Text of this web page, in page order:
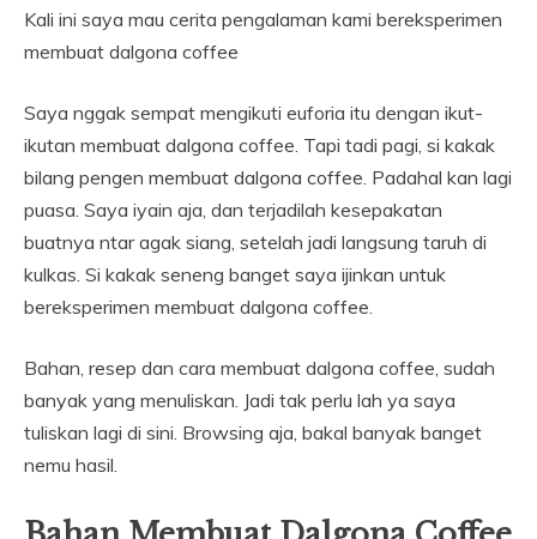
Kali ini saya mau cerita pengalaman kami bereksperimen
membuat dalgona coffee
Saya nggak sempat mengikuti euforia itu dengan ikut-
ikutan membuat dalgona coffee. Tapi tadi pagi, si kakak
bilang pengen membuat dalgona coffee. Padahal kan lagi
puasa. Saya iyain aja, dan terjadilah kesepakatan
buatnya ntar agak siang, setelah jadi langsung taruh di
kulkas. Si kakak seneng banget saya ijinkan untuk
bereksperimen membuat dalgona coffee.
Bahan, resep dan cara membuat dalgona coffee, sudah
banyak yang menuliskan. Jadi tak perlu lah ya saya
tuliskan lagi di sini. Browsing aja, bakal banyak banget
nemu hasil.